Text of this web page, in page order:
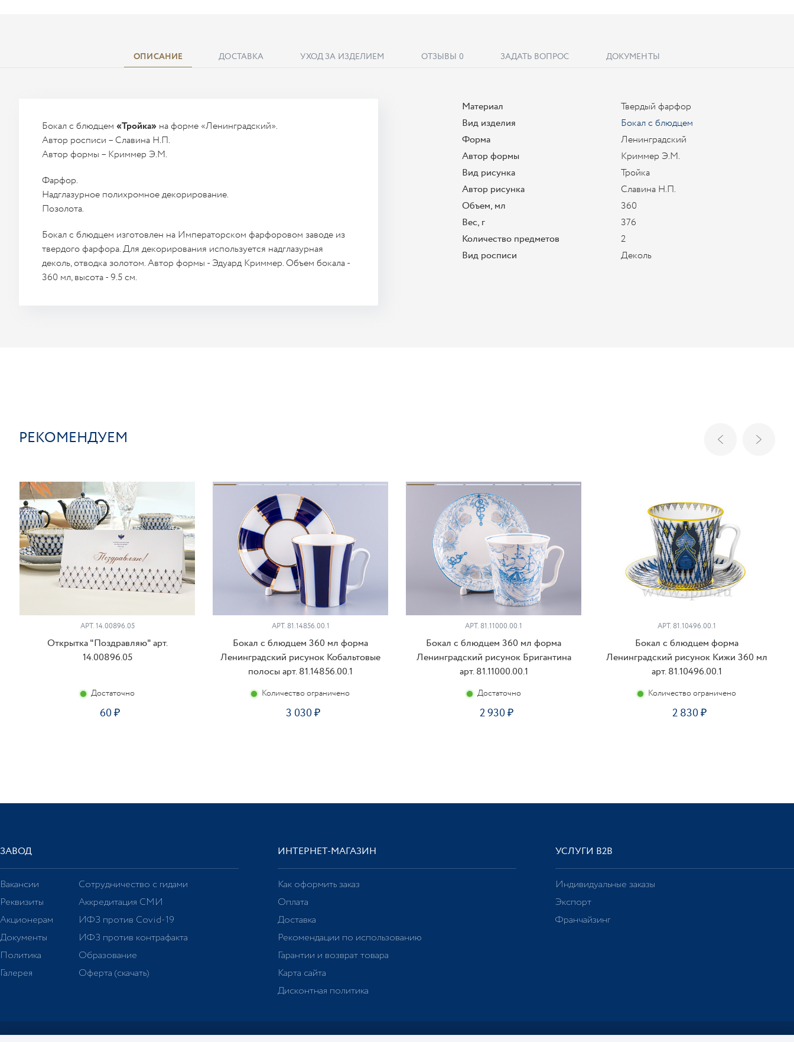
ОПИСАНИЕ ДОСТАВКА УХОД ЗА ИЗДЕЛИЕМ ОТЗЫВЫ 0 ЗАДАТЬ ВОПРОС ДОКУМЕНТЫ
Бокал с блюдцем «Тройка» на форме «Ленинградский».
Автор росписи – Славина Н.П.
Автор формы – Криммер Э.М.
Фарфор.
Надглазурное полихромное декорирование.
Позолота.
Бокал с блюдцем изготовлен на Императорском фарфоровом заводе из
твердого фарфора. Для декорирования используется надглазурная
деколь, отводка золотом. Автор формы - Эдуард Криммер. Объем бокала -
360 мл, высота - 9.5 см.
Материал
Твердый фарфор
Вид изделия
Бокал с блюдцем
Форма
Ленинградский
Автор формы
Криммер Э.М.
Вид рисунка
Тройка
Автор рисунка
Славина Н.П.
Объем, мл
360
Вес, г
376
Количество предметов
2
Вид росписи
Деколь
РЕКОМЕНДУЕМ
АРТ. 14.00896.05
Открытка "Поздравляю" арт.
14.00896.05
Достаточно
60
АРТ. 81.14856.00.1
Бокал с блюдцем 360 мл форма
Ленинградский рисунок Кобальтовые
полосы арт. 81.14856.00.1
Количество ограничено
3 030
АРТ. 81.11000.00.1
Бокал с блюдцем 360 мл форма
Ленинградский рисунок Бригантина
арт. 81.11000.00.1
Достаточно
2 930
АРТ. 81.10496.00.1
Бокал с блюдцем форма
Ленинградский рисунок Кижи 360 мл
арт. 81.10496.00.1
Количество ограничено
2 830
ЗАВОД
Вакансии
Реквизиты
Акционерам
Документы
Политика
Галерея
Сотрудничество с гидами
Аккредитация СМИ
ИФЗ против Covid-19
ИФЗ против контрафакта
Образование
Оферта (скачать)
ИНТЕРНЕТ-МАГАЗИН
Как оформить заказ
Оплата
Доставка
Рекомендации по использованию
Гарантии и возврат товара
Карта сайта
Дисконтная политика
УСЛУГИ В2В
Индивидуальные заказы
Экспорт
Франчайзинг